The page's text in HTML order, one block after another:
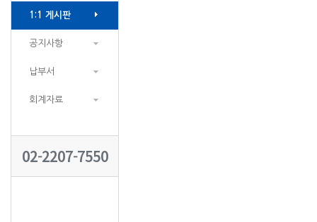
1:1 게시판
공지사항
납부서
회계자료
02-2207-7550